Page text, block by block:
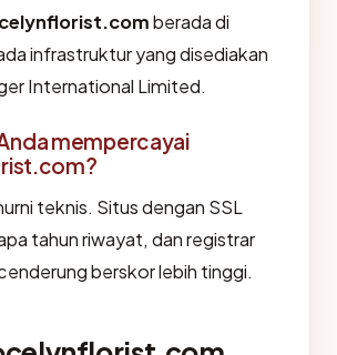
berada di
infrastruktur yang disediakan
International Limited.
mempercayai
teknis. Situs dengan SSL
tahun riwayat, dan registrar
berskor lebih tinggi.